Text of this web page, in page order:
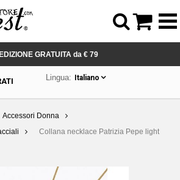
GRATUITA da € 79
Lingua: Italiano
Accessori Donna
Collana necklace Patrizia Pepe light
 